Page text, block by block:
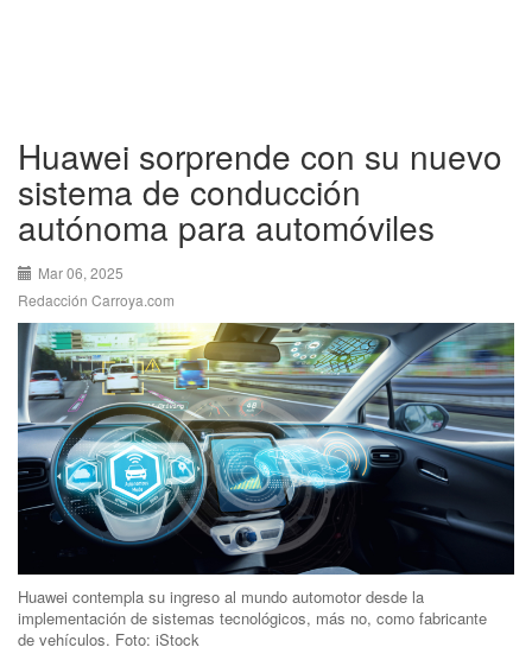
Huawei sorprende con su nuevo
sistema de conducción
autónoma para automóviles
Mar 06, 2025
Redacción Carroya.com
Huawei contempla su ingreso al mundo automotor desde la
implementación de sistemas tecnológicos, más no, como fabricante
de vehículos. Foto: iStock